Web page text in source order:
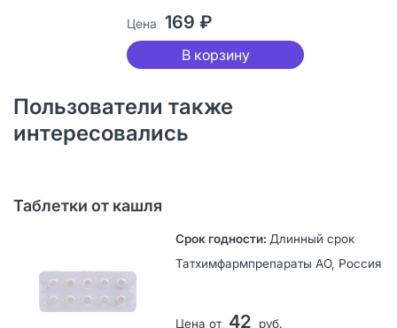
Цена 169 ₽
В корзину
Пользователи также
интересовались
Таблетки от кашля
Длинный срок
Татхимфармпрепараты АО, Россия
Цена от 42 руб.